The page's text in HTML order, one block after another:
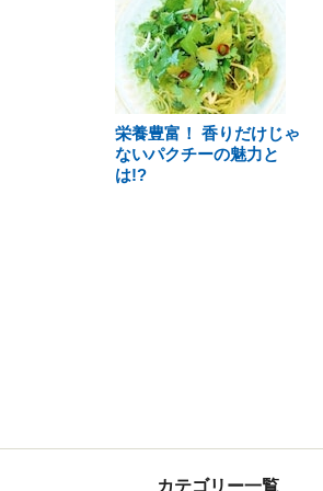
栄養豊富！ 香りだけじゃ
ないパクチーの魅力と
は!?
カテゴリー一覧